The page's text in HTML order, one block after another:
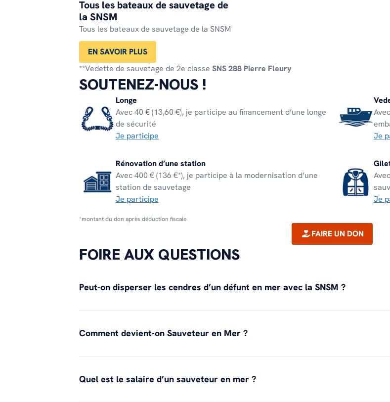
Tous les bateaux de sauvetage de
la SNSM
Tous les bateaux de sauvetage de la SNSM
EN SAVOIR PLUS
**Vedette de sauvetage de 2e classe SNS 288 Pierre Fleury
SOUTENEZ-NOUS !
Longe
Avec 40 € (13,60 €), je participe au financement d’une longe
de sécurité
Je participe
Je
Rénovation d’une station
Avec 400 € (136 €*), je participe à la modernisation d’une
station de sauvetage
Je participe
Je
*montant du don après déduction fiscale
FAIRE UN DON
FOIRE AUX QUESTIONS
Peut-on disperser les cendres d’un défunt en mer avec la SNSM ?
Comment devient-on Sauveteur en Mer ?
Quel est le salaire d’un sauveteur en mer ?